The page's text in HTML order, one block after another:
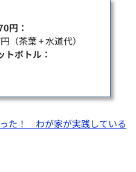
円：
（茶葉 + 水道代）
トボトル：
た！ わが家が実践している